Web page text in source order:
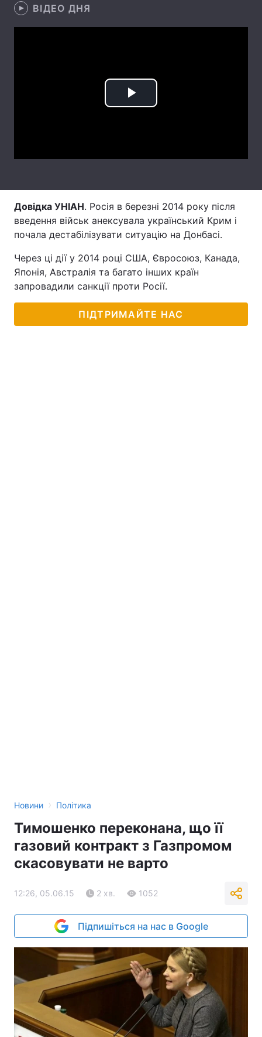
Лонгріди
Тема оформлення
ВІДЕО ДНЯ
Play
Довідка УНІАН. Росія в березні 2014 року після
введення військ анексувала український Крим і
почала дестабілізувати ситуацію на Донбасі.
Через ці дії у 2014 році США, Євросоюз, Канада,
Японія, Австралія та багато інших країн
запровадили санкції проти Росії.
ПІДТРИМАЙТЕ НАС
Новини › Політика
Тимошенко переконана, що її
газовий контракт з Газпромом
скасовувати не варто
12:26, 05.06.15 2 хв. 1052
Підпишіться на нас в Google